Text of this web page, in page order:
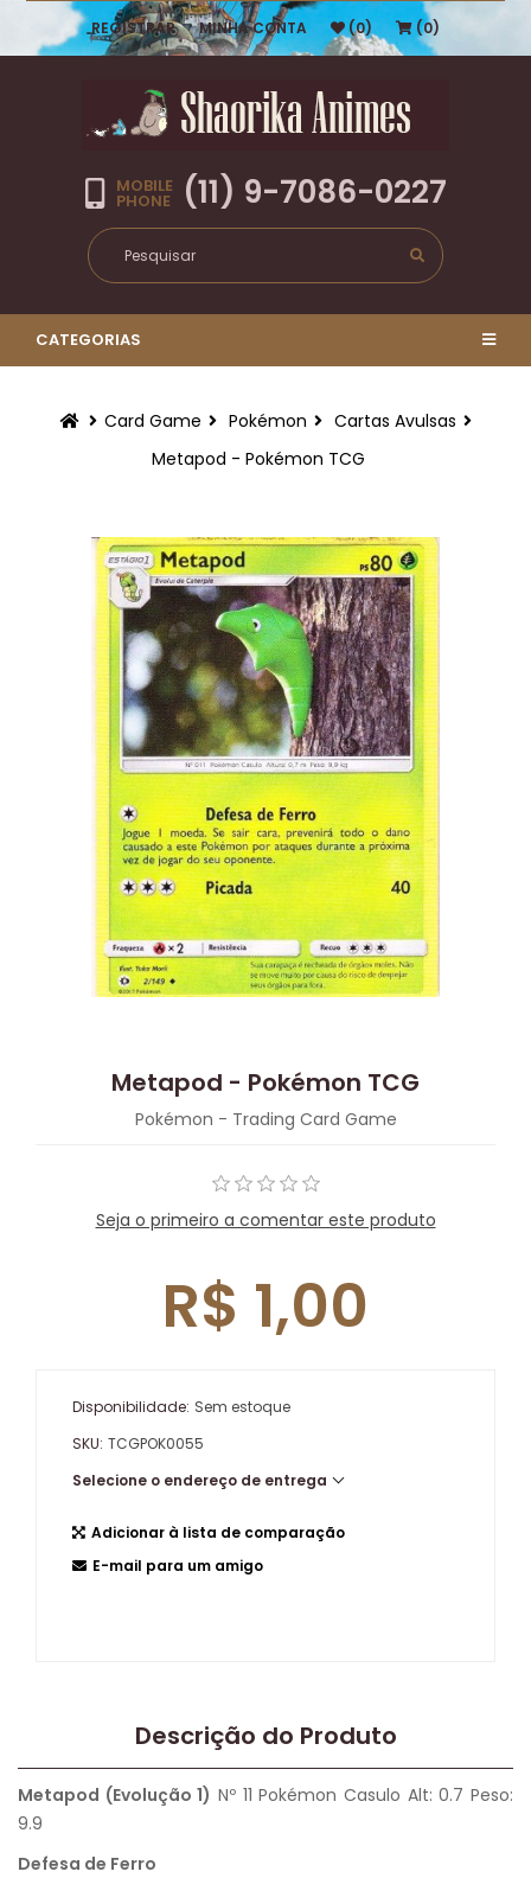
REGISTRAR MINHA CONTA (0) (0)
MOBILE
PHONE (11) 9-7086-0227
CATEGORIAS
Card Game Pokémon
Cartas Avulsas
Metapod - Pokémon TCG
Metapod - Pokémon TCG
Pokémon - Trading Card Game
Seja o primeiro a comentar este produto
R$ 1,00
Disponibilidade: Sem estoque
SKU: TCGPOK0055
Selecione o endereço de entrega
Adicionar à lista de comparação
E-mail para um amigo
Descrição do Produto
Metapod (Evolução 1) Nº 11 Pokémon Casulo Alt: 0.7 Peso:
9.9
Defesa de Ferro